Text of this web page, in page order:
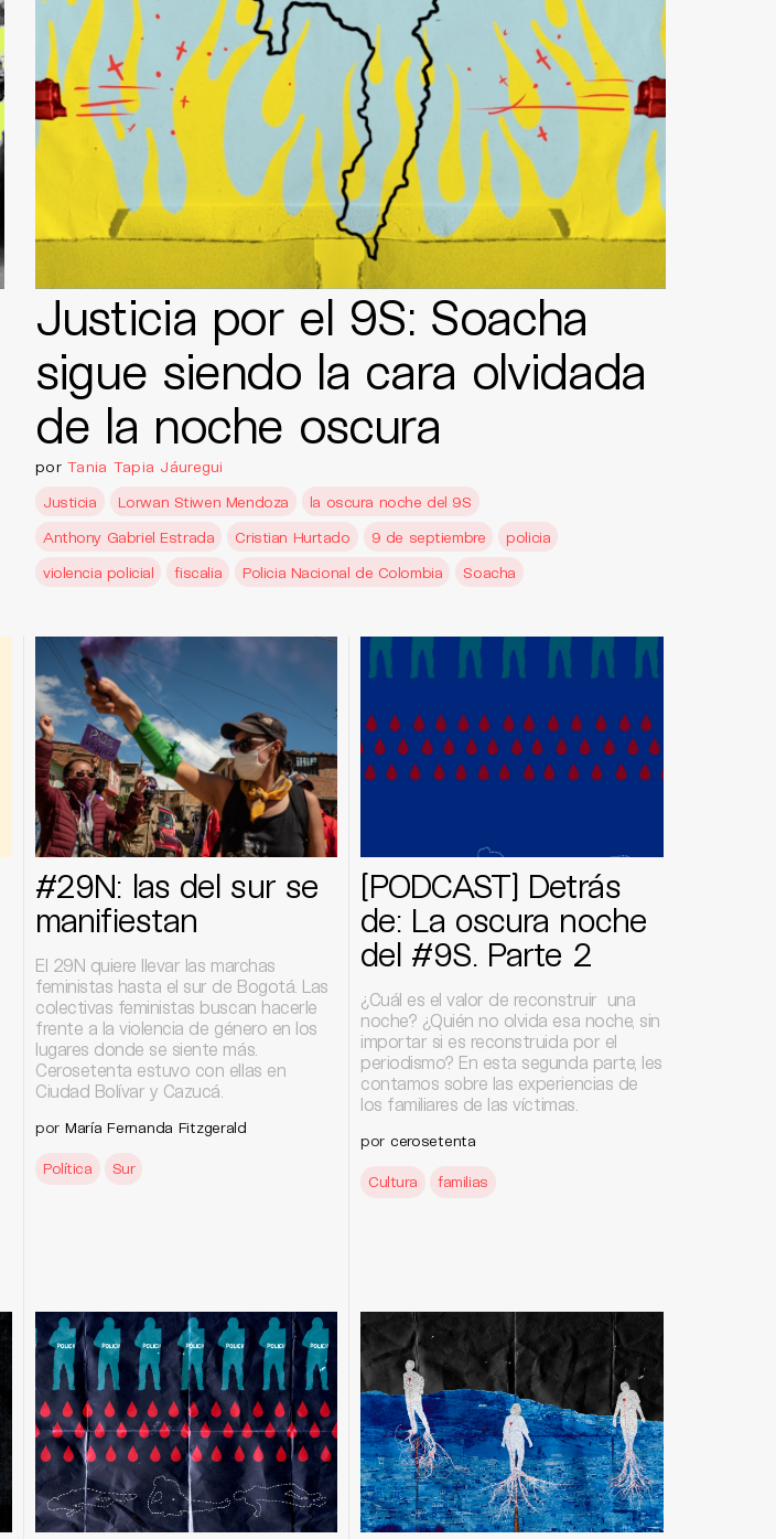
Justicia por el 9S: Soacha
sigue siendo la cara olvidada
de la noche oscura
porTania Tapia Jáuregui
Justicia
Lorwan Stiwen Mendoza
la oscura noche del 9S
Anthony Gabriel Estrada
Cristian Hurtado 9 de septiembre
policia
violencia policial
fiscalia Policia Nacional de Colombia Soacha
#29N: las del sur se
manifiestan
El 29N quiere llevar las marchas
feministas hasta el sur de Bogotá. Las
colectivas feministas buscan hacerle
frente a la violencia de género en los
lugares donde se siente más.
Cerosetenta estuvo con ellas en
Ciudad Bolívar y Cazucá.
por María Fernanda Fitzgerald
Política Sur
[PODCAST] Detrás
de: La oscura noche
del #9S. Parte 2
¿Cuál es el valor de reconstruir una
noche? ¿Quién no olvida esa noche, sin
importar si es reconstruida por el
periodismo? En esta segunda parte, les
contamos sobre las experiencias de
los familiares de las víctimas.
por cerosetenta
Cultura familias